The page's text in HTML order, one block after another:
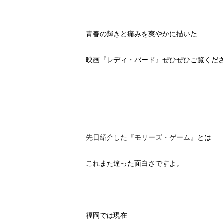
青春の輝きと痛みを爽やかに描いた
映画『レディ・バード』ぜひぜひご覧くだ
先日紹介した『モリーズ・ゲーム』 とは
これまた違った面白さですよ。
福岡では現在